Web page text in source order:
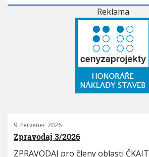
Reklama
9. červenec 2026
Zpravodaj 3/2026
ZPRAVODAJ pro členy oblasti ČKAIT